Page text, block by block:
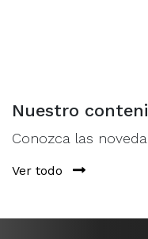
Nuestro
Conozca las
Ver todo